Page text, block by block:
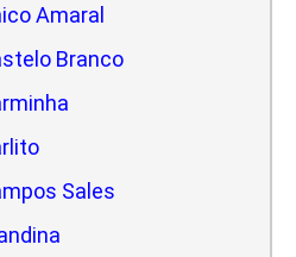
Amaral
Branco
Sales